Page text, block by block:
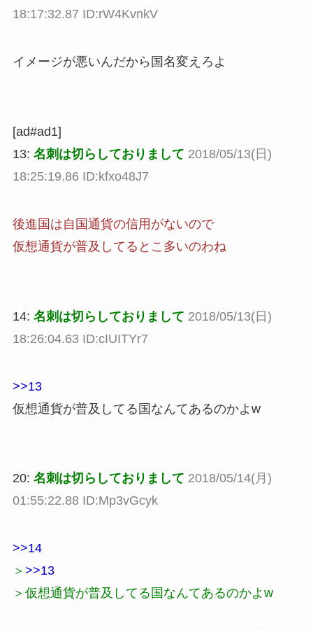
18:17:32.87 ID:rW4KvnkV
イメージが悪いんだから国名変えろよ
[ad#ad1]
13: 名刺は切らしておりまして 2018/05/13(日)
18:25:19.86 ID:kfxo48J7
後進国は自国通貨の信用がないので
仮想通貨が普及してるとこ多いのわね
14: 名刺は切らしておりまして 2018/05/13(日)
18:26:04.63 ID:cIUITYr7
>>13
仮想通貨が普及してる国なんてあるのかよw
20: 名刺は切らしておりまして 2018/05/14(月)
01:55:22.88 ID:Mp3vGcyk
>>14
＞ >>13
＞仮想通貨が普及してる国なんてあるのかよw